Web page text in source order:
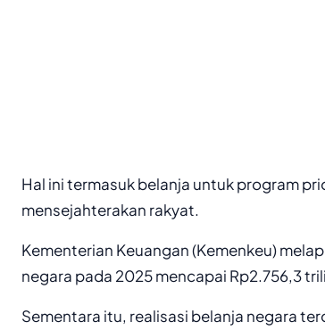
Hal ini termasuk belanja untuk program
mensejahterakan rakyat.
Kementerian Keuangan (Kemenkeu)
negara pada 2025 mencapai Rp2.756,3
Sementara itu, realisasi belanja negara